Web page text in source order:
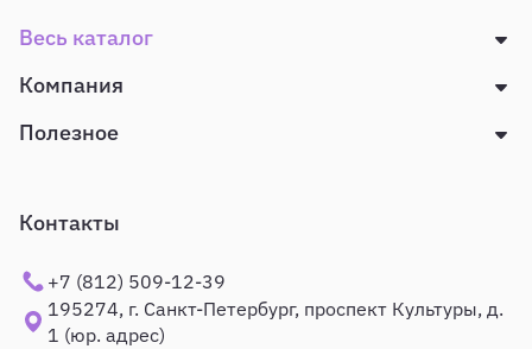
Весь каталог
Компания
Полезное
Контакты
+7 (812) 509-12-39
195274, г. Санкт-Петербург, проспект Культуры, д.
1 (юр. адрес)